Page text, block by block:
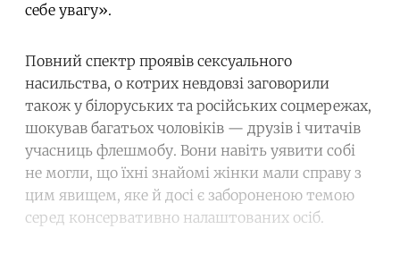
себе увагу».
Повний спектр проявів сексуального
насильства, о котрих невдовзі заговорили
також у білоруських та російських соцмережах,
шокував багатьох чоловіків — друзів і читачів
учасниць флешмобу. Вони навіть уявити собі
не могли, що їхні знайомі жінки мали справу з
цим явищем, яке й досі є забороненою темою
серед консервативно налаштованих осіб.